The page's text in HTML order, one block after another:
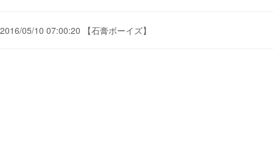
2016/05/10 07:00:20 【石膏ボーイズ】